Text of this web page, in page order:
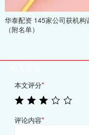
华泰配资 145家公司获机构
（附名单）
本文评分*
评论内容*